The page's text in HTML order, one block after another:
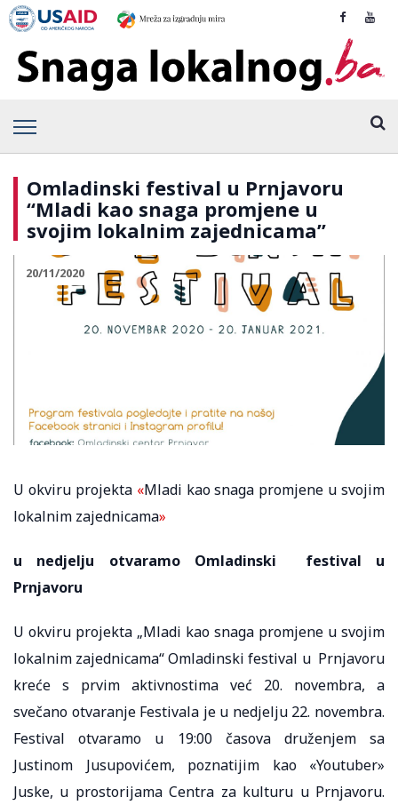
Omladinski festival u Prnjavoru
“Mladi kao snaga promjene u
svojim lokalnim zajednicama”
20/11/2020
U okviru projekta «Mladi kao snaga promjene u svojim
lokalnim zajednicama»
u nedjelju otvaramo Omladinski festival u
Prnjavoru
U okviru projekta „Mladi kao snaga promjene u svojim
lokalnim zajednicama“ Omladinski festival u Prnjavoru
kreće s prvim aktivnostima već 20. novembra, a
svečano otvaranje Festivala je u nedjelju 22. novembra.
Festival otvaramo u 19:00 časova druženjem sa
Justinom Jusupovićem, poznatijim kao «Youtuber»
Juske, u prostorijama Centra za kulturu u Prnjavoru.